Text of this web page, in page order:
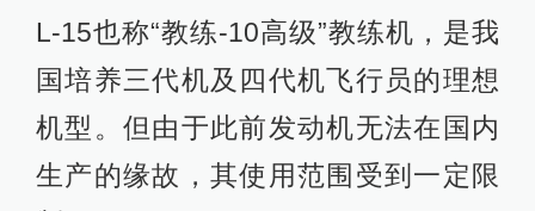
L-15也称“教练-10高级”教练机，是我
国培养三代机及四代机飞行员的理想
机型。但由于此前发动机无法在国内
生产的缘故，其使用范围受到一定限